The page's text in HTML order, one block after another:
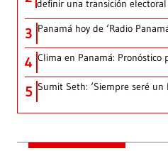
definir una transición electoral
3 Panamá hoy de ‘Radio
4 Clima en Panamá: Pronóstico
5 Sumit Seth: ‘Siempre seré un